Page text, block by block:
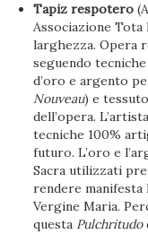
Tapiz respotero
Associazione Tota
larghezza. Opera
seguendo
d’oro e argento
Nouveau) e
dell’opera.
tecniche 100%
futuro. L’oro e
Sacra utilizzati
rendere manifesta
Vergine Maria.
questa Pulchritudo